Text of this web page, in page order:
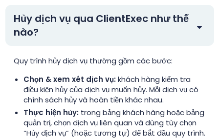
Hủy dịch vụ qua ClientExec như thế
nào?
Quy trình hủy dịch vụ thường gồm các bước:
Chọn & xem xét dịch vụ:khách hàng kiểm tra
điều kiện hủy của dịch vụ muốn hủy. Mỗi dịch vụ có
chính sách hủy và hoàn tiền khác nhau.
Thực hiện hủy: trong bảng khách hàng hoặc bảng
quản trị, chọn dịch vụ liên quan và dùng tùy chọn
“Hủy dịch vụ” (hoặc tương tự) để bắt đầu quy trình.